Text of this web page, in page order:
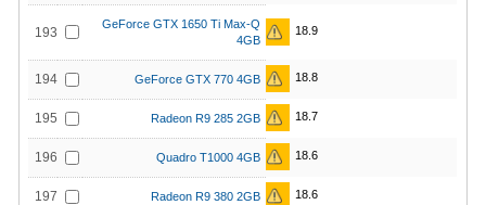
193
GeForce GTX 1650 Ti Max-Q
4GB
18.9
194 GeForce GTX 770 4GB 18.8
195 Radeon R9 285 2GB 18.7
196 Quadro T1000 4GB 18.6
197 Radeon R9 380 2GB 18.6